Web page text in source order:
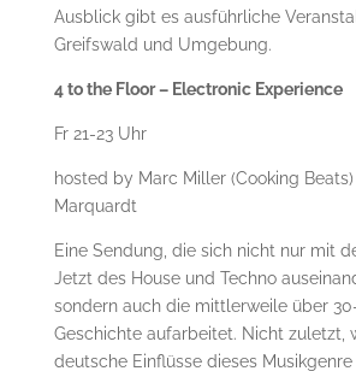
Ausblick gibt es ausführliche
Greifswald und Umgebung.
4 to the Floor – Electronic Experience
Fr 21-23 Uhr
hosted by Marc Miller (Cooking
Marquardt
Eine Sendung, die sich nicht nur mit
Jetzt des House und Techno
sondern auch die mittlerweile über
Geschichte aufarbeitet. Nicht zuletzt,
deutsche Einflüsse dieses